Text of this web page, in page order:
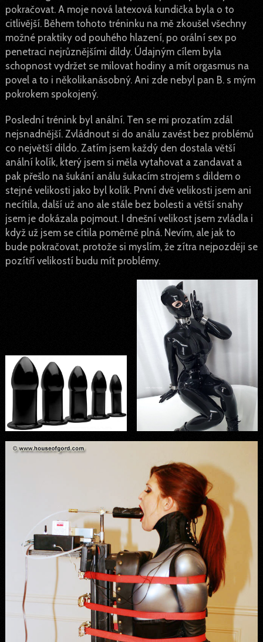
pokračovat. A moje nová latexová kundička byla o to
citlivější. Během tohoto tréninku na mě zkoušel všechny
možné praktiky od pouhého hlazení, po orální sex po
penetraci nejrůznějšími dildy. Údajným cílem byla
schopnost vydržet se milovat hodiny a mít orgasmus na
povel a to i několikanásobný. Ani zde nebyl pan B. s mým
pokrokem spokojený.
Poslední trénink byl anální. Ten se mi prozatím zdál
nejsnadnější. Zvládnout si do análu zavést bez problémů
co největší dildo. Zatím jsem každý den dostala větší
anální kolík, který jsem si měla vytahovat a zandavat a
pak přešlo na šukání análu šukacím strojem s dildem o
stejné velikosti jako byl kolík. První dvě velikosti jsem ani
necítila, další už ano ale stále bez bolesti a větší snahy
jsem je dokázala pojmout. I dnešní velikost jsem zvládla i
když už jsem se cítila poměrně plná. Nevím, ale jak to
bude pokračovat, protože si myslím, že zítra nejpozději se
pozítří velikostí budu mít problémy.